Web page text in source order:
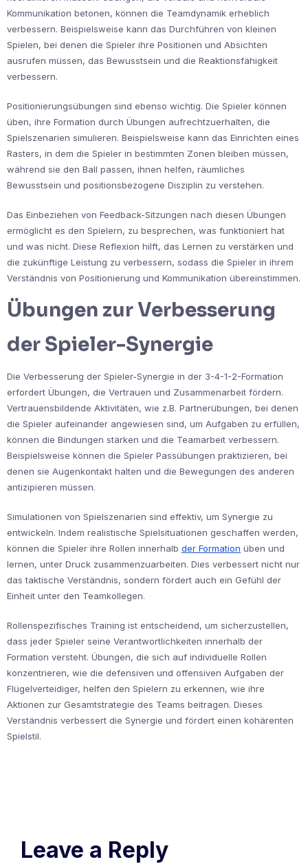
Kommunikation betonen, können die Teamdynamik erheblich
verbessern. Beispielsweise kann das Durchführen von kleinen
Spielen, bei denen die Spieler ihre Positionen und Absichten
ausrufen müssen, das Bewusstsein und die Reaktionsfähigkeit
verbessern.
Positionierungsübungen sind ebenso wichtig. Die Spieler können
üben, ihre Formation durch Übungen aufrechtzuerhalten, die
Spielszenarien simulieren. Beispielsweise kann das Einrichten eines
Rasters, in dem die Spieler in bestimmten Zonen bleiben müssen,
während sie den Ball passen, ihnen helfen, räumliches
Bewusstsein und positionsbezogene Disziplin zu verstehen.
Das Einbeziehen von Feedback-Sitzungen nach diesen Übungen
ermöglicht es den Spielern, zu besprechen, was funktioniert hat
und was nicht. Diese Reflexion hilft, das Lernen zu verstärken und
die zukünftige Leistung zu verbessern, sodass die Spieler in ihrem
Verständnis von Positionierung und Kommunikation übereinstimmen.
Übungen zur Verbesserung
der Spieler-Synergie
Die Verbesserung der Spieler-Synergie in der 3-4-1-2-Formation
erfordert Übungen, die Vertrauen und Zusammenarbeit fördern.
Vertrauensbildende Aktivitäten, wie z.B. Partnerübungen, bei denen
die Spieler aufeinander angewiesen sind, um Aufgaben zu erfüllen,
können die Bindungen stärken und die Teamarbeit verbessern.
Beispielsweise können die Spieler Passübungen praktizieren, bei
denen sie Augenkontakt halten und die Bewegungen des anderen
antizipieren müssen.
Simulationen von Spielszenarien sind effektiv, um Synergie zu
entwickeln. Indem realistische Spielsituationen geschaffen werden,
können die Spieler ihre Rollen innerhalb der Formation üben und
lernen, unter Druck zusammenzuarbeiten. Dies verbessert nicht nur
das taktische Verständnis, sondern fördert auch ein Gefühl der
Einheit unter den Teamkollegen.
Rollenspezifisches Training ist entscheidend, um sicherzustellen,
dass jeder Spieler seine Verantwortlichkeiten innerhalb der
Formation versteht. Übungen, die sich auf individuelle Rollen
konzentrieren, wie die defensiven und offensiven Aufgaben der
Flügelverteidiger, helfen den Spielern zu erkennen, wie ihre
Aktionen zur Gesamtstrategie des Teams beitragen. Dieses
Verständnis verbessert die Synergie und fördert einen kohärenten
Spielstil.
Leave a Reply